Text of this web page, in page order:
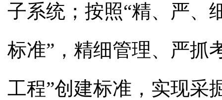
子系统；按照“精、严、
标准”，精细管理、严抓
工程”创建标准，实现采